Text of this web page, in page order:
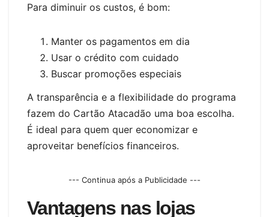
Para diminuir os custos, é bom:
Manter os pagamentos em dia
Usar o crédito com cuidado
Buscar promoções especiais
A transparência e a flexibilidade do programa
fazem do Cartão Atacadão uma boa escolha.
É ideal para quem quer economizar e
aproveitar benefícios financeiros.
--- Continua após a Publicidade ---
Vantagens nas lojas